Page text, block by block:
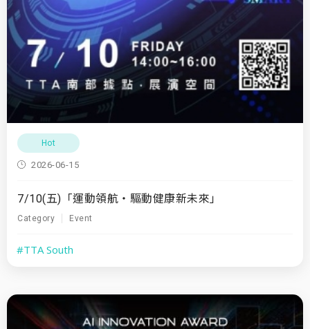
Hot
2026-06-15
7/10(五)「運動領航・驅動健康新未來」
Category Event
#TTA South